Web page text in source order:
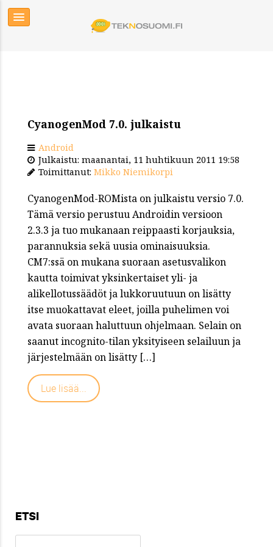
CyanogenMod 7.0. julkaistu
Android
Julkaistu: maanantai, 11 huhtikuun 2011 19:58
Toimittanut: Mikko Niemikorpi
CyanogenMod-ROMista on julkaistu versio 7.0.
Tämä versio perustuu Androidin versioon
2.3.3 ja tuo mukanaan reippaasti korjauksia,
parannuksia sekä uusia ominaisuuksia.
CM7:ssä on mukana suoraan asetusvalikon
kautta toimivat yksinkertaiset yli- ja
alikellotussäädöt ja lukkoruutuun on lisätty
itse muokattavat eleet, joilla puhelimen voi
avata suoraan haluttuun ohjelmaan. Selain on
saanut incognito-tilan yksityiseen selailuun ja
järjestelmään on lisätty […]
Lue lisää...
ETSI